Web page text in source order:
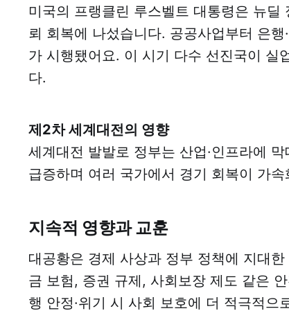
미국의 프랭클린 루스벨트 대통령은 뉴딜
뢰 회복에 나섰습니다. 공공사업부터 은
가 시행됐어요. 이 시기 다수 선진국이 실
다.
제2차 세계대전의 영향
세계대전 발발로 정부는 산업·인프라에
급증하며 여러 국가에서 경기 회복이 가속
지속적 영향과 교훈
대공황은 경제 사상과 정부 정책에 지대
금 보험, 증권 규제, 사회보장 제도 같은
행 안정·위기 시 사회 보호에 더 적극적으